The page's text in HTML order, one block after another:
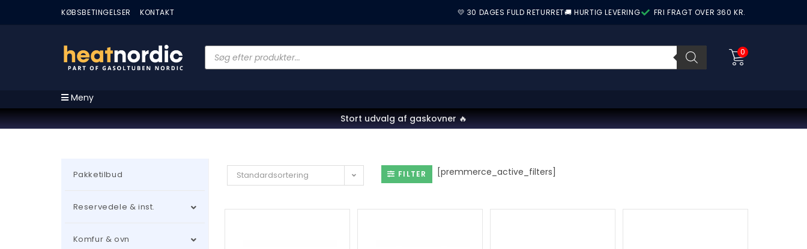
KØBSBETINGELSER KONTAKT 💛 30 DAGES FULD RETURRET🚚 HURTIG LEVERING FRI FRAGT OVER 360 KR.
0
Meny
Stort udvalg af gaskovner 🔥
Standardsortering FILTER [premmerce_active_filters]
Pakketilbud
Reservedele & inst.
Komfur & ovn